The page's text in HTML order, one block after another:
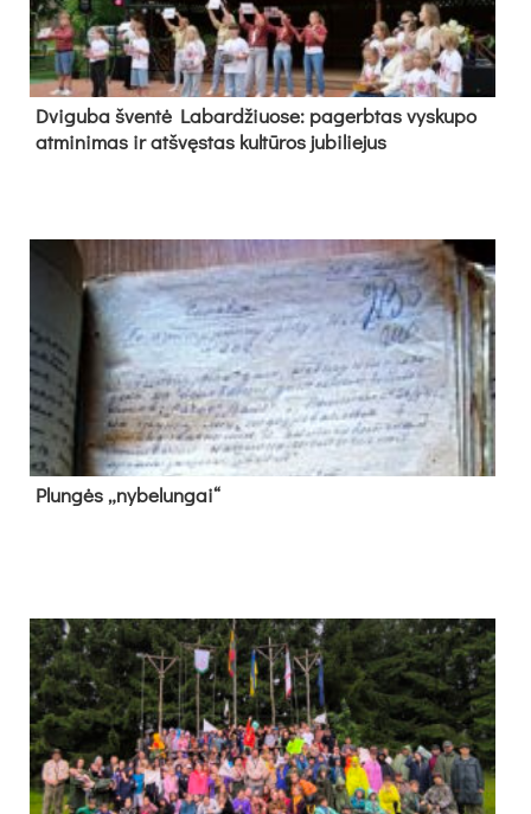
Dvi­gu­ba šven­tė La­bar­džiuo­se: pa­gerb­tas vys­ku­po
at­mi­ni­mas ir at­švęs­tas kul­tū­ros ju­bi­lie­jus
Plun­gės „ny­be­lun­gai“